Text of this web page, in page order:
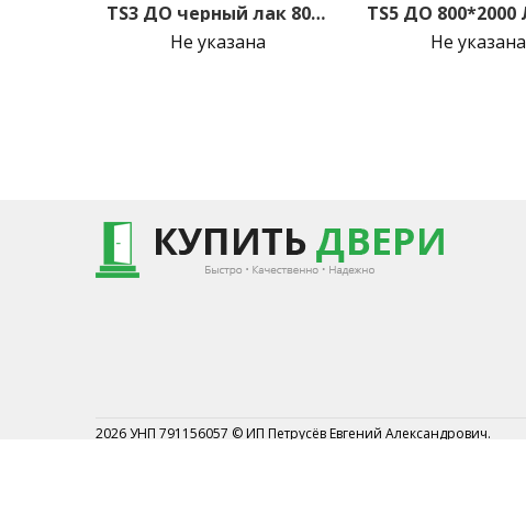
TS3 ДО черный лак 800*2000 Лорэт белый
Не указана
Не указана
2026 УНП 791156057 © ИП Петрусёв Евгений Александрович.